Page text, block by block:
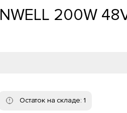
200W
Остаток на складе: 1